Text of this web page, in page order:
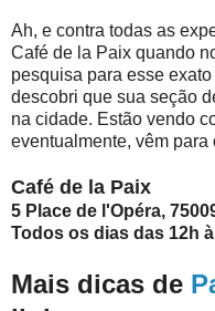
Ah, e contra todas as
Café de la Paix quando
pesquisa para esse
descobri que sua seção
na cidade. Estão vendo
eventualmente, vêm para
Café de la Paix
5 Place de l'Opéra,
Todos os dias das 12h
Mais dicas de